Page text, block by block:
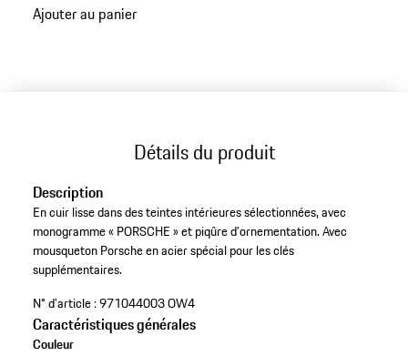
aux
Ajouter au panier
Détails du produit
Description
En cuir lisse dans des teintes intérieures sélectionnées, avec
monogramme « PORSCHE » et piqûre d'ornementation. Avec
mousqueton Porsche en acier spécial pour les clés
supplémentaires.
N° d'article :971044003 OW4
Caractéristiques générales
Couleur